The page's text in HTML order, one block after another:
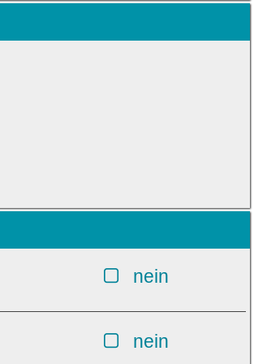
nein
nein